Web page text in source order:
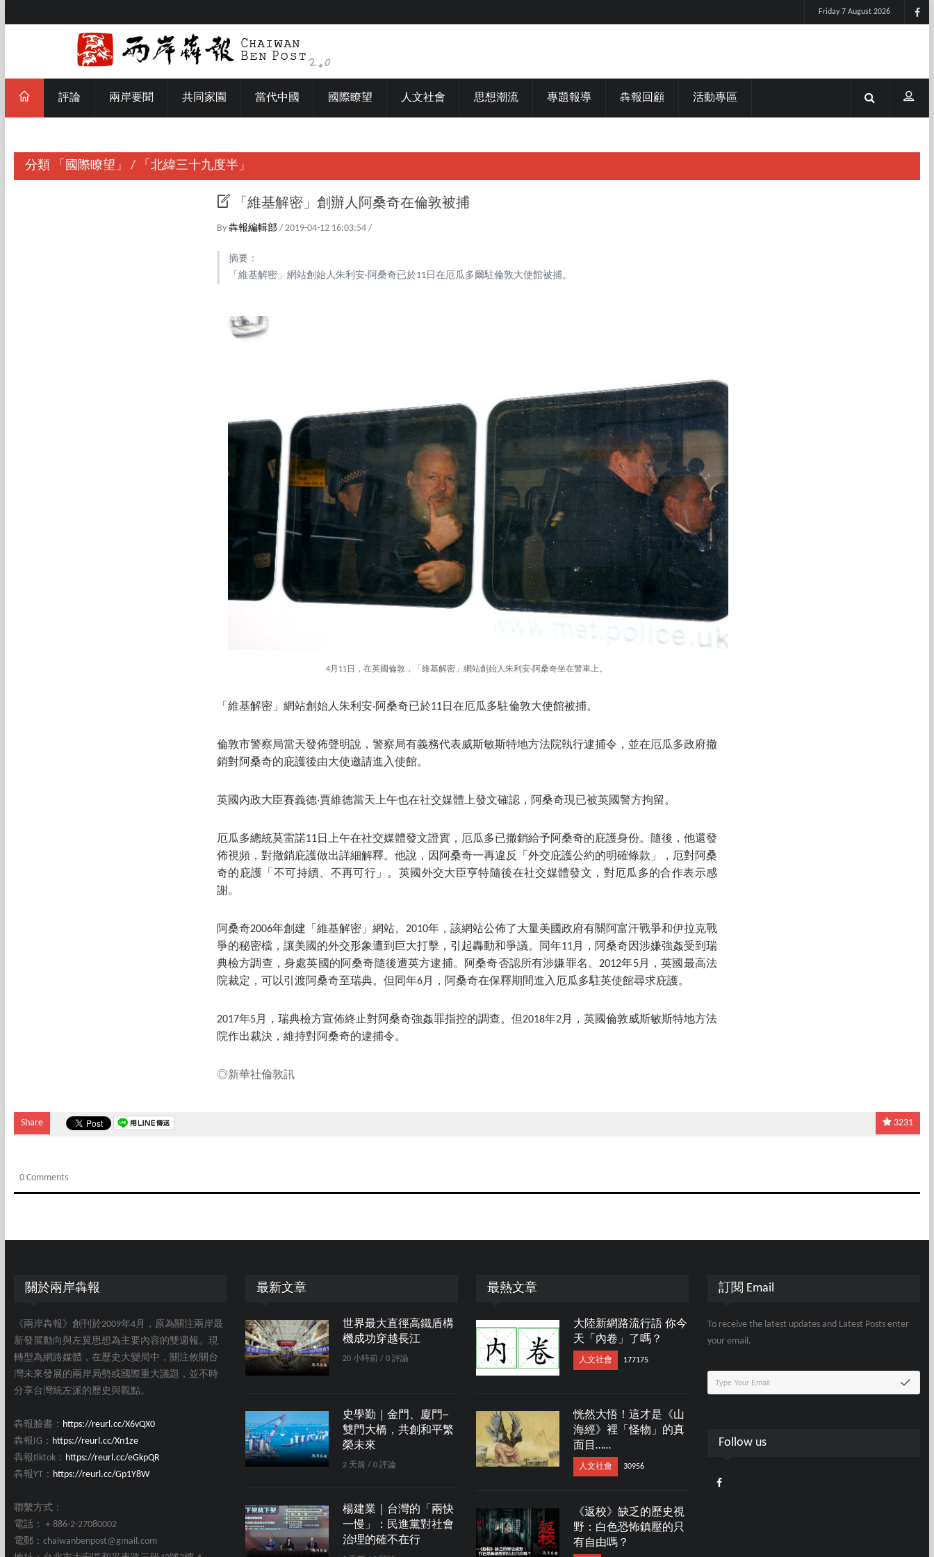
Friday 7 August 2026
評論 兩岸要聞 共同家園 當代中國 國際瞭望 人文社會 思想潮流 專題報導 犇報回顧 活動專區
分類 「國際瞭望」 / 「北緯三十九度半」
「維基解密」創辦人阿桑奇在倫敦被捕
By 犇報編輯部 / 2019-04-12 16:03:54 /
摘要：
「維基解密」網站創始人朱利安·阿桑奇已於11日在厄瓜多爾駐倫敦大使館被捕。
4月11日，在英國倫敦，「維基解密」網站創始人朱利安‧阿桑奇坐在警車上。
「維基解密」網站創始人朱利安‧阿桑奇已於11日在厄瓜多駐倫敦大使館被捕。
倫敦市警察局當天發佈聲明說，警察局有義務代表威斯敏斯特地方法院執行逮捕令，並在厄瓜多政府撤
銷對阿桑奇的庇護後由大使邀請進入使館。
英國內政大臣賽義德‧賈維德當天上午也在社交媒體上發文確認，阿桑奇現已被英國警方拘留。
厄瓜多總統莫雷諾11日上午在社交媒體發文證實，厄瓜多已撤銷給予阿桑奇的庇護身份。隨後，他還發
佈視頻，對撤銷庇護做出詳細解釋。他說，因阿桑奇一再違反「外交庇護公約的明確條款」，厄對阿桑
奇的庇護「不可持續、不再可行」。英國外交大臣亨特隨後在社交媒體發文，對厄瓜多的合作表示感
謝。
阿桑奇2006年創建「維基解密」網站。2010年，該網站公佈了大量美國政府有關阿富汗戰爭和伊拉克戰
爭的秘密檔，讓美國的外交形象遭到巨大打擊，引起轟動和爭議。同年11月，阿桑奇因涉嫌強姦受到瑞
典檢方調查，身處英國的阿桑奇隨後遭英方逮捕。阿桑奇否認所有涉嫌罪名。2012年5月，英國最高法
院裁定，可以引渡阿桑奇至瑞典。但同年6月，阿桑奇在保釋期間進入厄瓜多駐英使館尋求庇護。
2017年5月，瑞典檢方宣佈終止對阿桑奇強姦罪指控的調查。但2018年2月，英國倫敦威斯敏斯特地方法
院作出裁決，維持對阿桑奇的逮捕令。
◎新華社倫敦訊
Share 3231
0 Comments
關於兩岸犇報
《兩岸犇報》創刊於2009年4月，原為關注兩岸最
新發展動向與左翼思想為主要內容的雙週報。現
轉型為網路媒體，在歷史大變局中，關注攸關台
灣未來發展的兩岸局勢或國際重大議題，並不時
分享台灣統左派的歷史與觀點。
犇報臉書： https://reurl.cc/X6vQX0
犇報IG： https://reurl.cc/Xn1ze
犇報tiktok： https://reurl.cc/eGkpQR
犇報YT： https://reurl.cc/Gp1Y8W
聯繫方式：
電話：＋886-2-27080002
電郵：chaiwanbenpost@gmail.com
最新文章
世界最大直徑高鐵盾構
機成功穿越長江
20 小時前 / 0 評論
史學勤｜金門、廈門─
雙門大橋，共創和平繁
榮未來
2 天前 / 0 評論
楊建業｜台灣的「兩快
一慢」：民進黨對社會
治理的確不在行
最熱文章
大陸新網路流行語 你今
天「內卷」了嗎？
人文社會 177175
恍然大悟！這才是《山
海經》裡「怪物」的真
面目……
人文社會 30956
《返校》缺乏的歷史視
野：白色恐怖鎮壓的只
有自由嗎？
訂閱 Email
To receive the latest updates and Latest Posts enter
your email.
Follow us